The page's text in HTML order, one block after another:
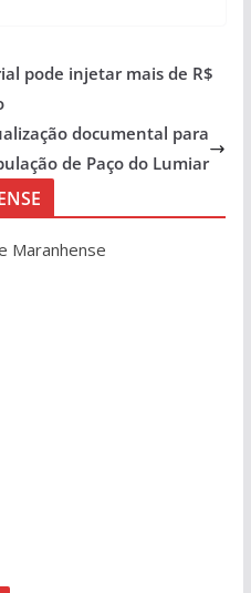
pode injetar mais de R$
documental para
de Paço do Lumiar
Maranhense